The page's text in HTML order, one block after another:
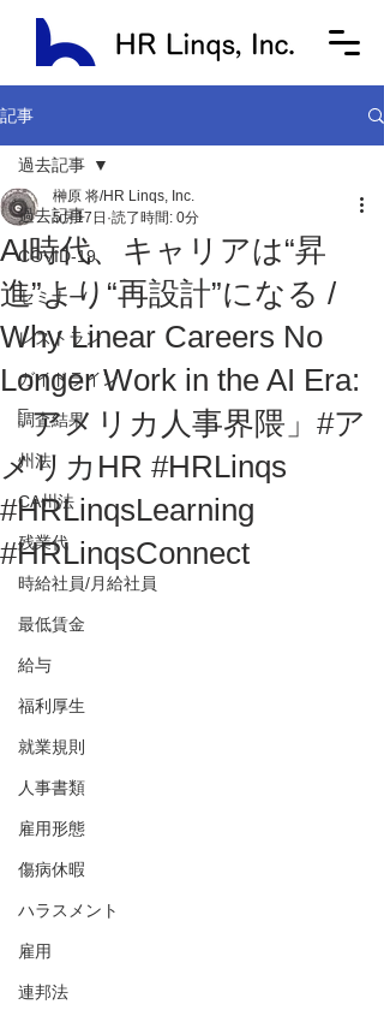
記事
過去記事
COVID-19
セミナー
レストラン
ガイドライン
調査結果
州法
CA州法
残業代
時給社員/月給社員
最低賃金
給与
福利厚生
就業規則
人事書類
雇用形態
傷病休暇
ハラスメント
雇用
連邦法
過去記事
AI時代、キャリアは“昇
進”より“再設計”になる /
Why Linear Careers No
Longer Work in the AI Era:
「アメリカ人事界隈」#ア
メリカHR #HRLinqs
#HRLinqsLearning
#HRLinqsConnect
榊原 将/HR Linqs, Inc.
5月17日 読了時間: 0分